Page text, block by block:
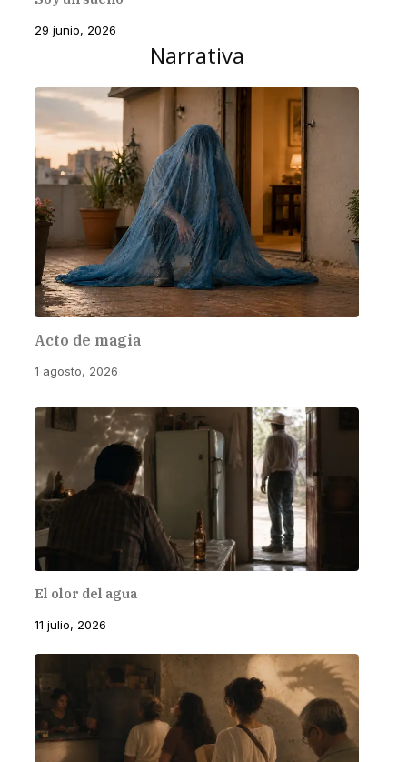
29 junio, 2026
Narrativa
Acto de magia
1 agosto, 2026
El olor del agua
11 julio, 2026